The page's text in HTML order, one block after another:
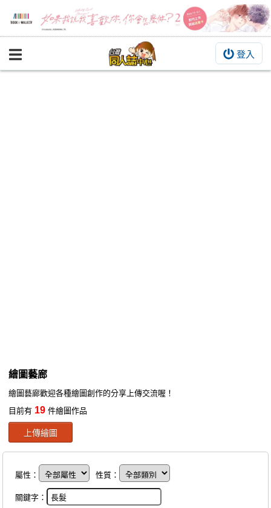
登入
BOOKY書集倉庫
攤位轉讓區
會員功能選單
會員中心
註冊會員
登入
繪圖藝廊
繪圖藝廊歡迎各種繪圖創作的分享上傳交流喔！
目前有 19 件繪圖作品
上傳繪圖
屬性： 性質：
關鍵字：